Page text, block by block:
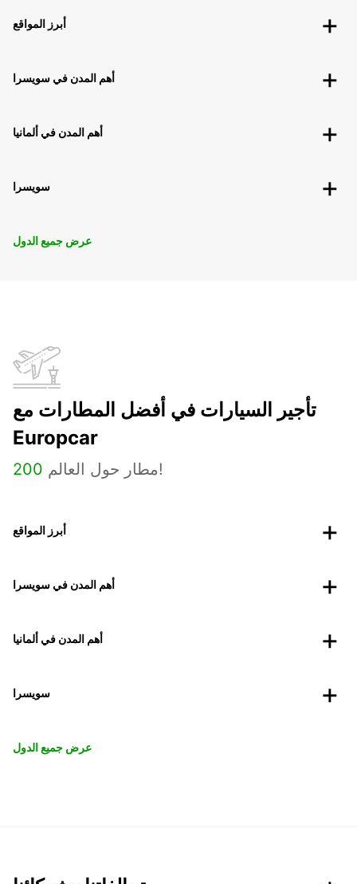
أبرز المواقع
أهم المدن في سويسرا
أهم المدن في ألمانيا
سويسرا
عرض جميع الدول
تأجير السيارات في أفضل المطارات مع
Europcar
200 مطار حول العالم!
أبرز المواقع
أهم المدن في سويسرا
أهم المدن في ألمانيا
سويسرا
عرض جميع الدول